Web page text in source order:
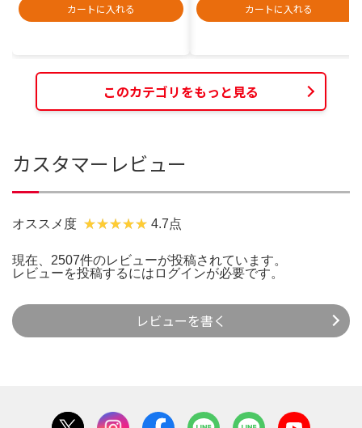
カートに入れる
カートに入れる
このカテゴリをもっと見る
カスタマーレビュー
オススメ度 4.7点
現在、2507件のレビューが投稿されています。
レビューを投稿するには ログインが必要です。
レビューを書く